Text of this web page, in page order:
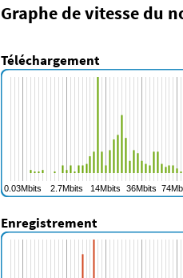
Graphe de vitesse du
Téléchargement
Enregistrement